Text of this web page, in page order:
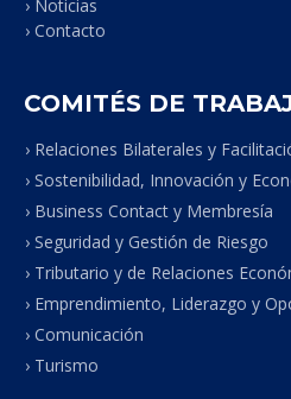
› Noticias
› Contacto
COMITÉS DE
› Relaciones Bilaterales y
› Sostenibilidad, Innovación y
› Business Contact y Membresía
› Seguridad y Gestión de Riesgo
› Tributario y de Relaciones
› Emprendimiento, Liderazgo y
› Comunicación
› Turismo